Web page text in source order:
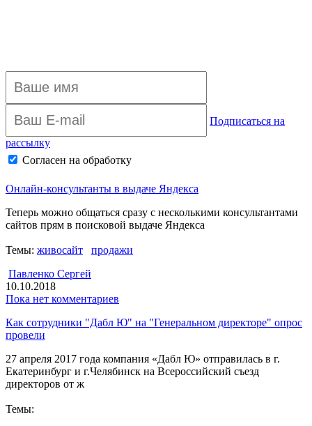
Подписаться на
рассылку
Согласен на обработку
Онлайн-консультанты в выдаче Яндекса
Теперь можно общаться сразу с несколькими консультантами
сайтов прям в поисковой выдаче Яндекса
Темы: живосайт
продажи
Павленко Сергей
10.10.2018
Пока нет комментариев
Как сотрудники "Дабл Ю" на "Генеральном директоре" опрос
провели
27 апреля 2017 года компания «Дабл Ю» отправилась в г.
Екатеринбург и г.Челябинск на Всероссийский съезд
директоров от ж
Темы: